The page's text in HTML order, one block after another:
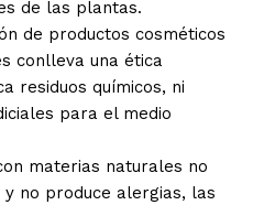
de las plantas.
de productos cosméticos
conlleva una ética
residuos químicos, ni
para el medio
materias naturales no
no produce alergias, las